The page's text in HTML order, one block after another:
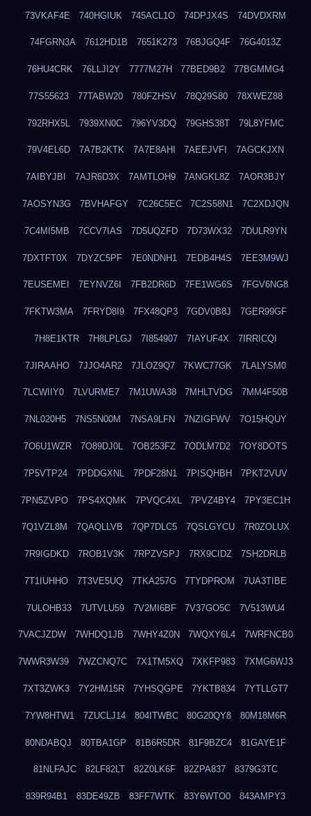
73VKAF4E 740HGIUK 745ACL1O 74DPJX4S 74DVDXRM
74FGRN3A 7612HD1B 7651K273 76BJGQ4F 76G4013Z
76HU4CRK 76LLJI2Y 7777M27H 77BED9B2 77BGMMG4
77S55623 77TABW20 780FZHSV 78Q29S80 78XWEZ88
792RHX5L 7939XN0C 796YV3DQ 79GHS38T 79L8YFMC
79V4EL6D 7A7B2KTK 7A7E8AHI 7AEEJVFI 7AGCKJXN
7AIBYJBI 7AJR6D3X 7AMTLOH9 7ANGKL8Z 7AOR3BJY
7AOSYN3G 7BVHAFGY 7C26C5EC 7C2S58N1 7C2XDJQN
7C4MI5MB 7CCV7IAS 7D5UQZFD 7D73WX32 7DULR9YN
7DXTFT0X 7DYZC5PF 7E0NDNH1 7EDB4H4S 7EE3M9WJ
7EUSEMEI 7EYNVZ6I 7FB2DR6D 7FE1WG6S 7FGV6NG8
7FKTW3MA 7FRYD8I9 7FX48QP3 7GDV0B8J 7GER99GF
7H8E1KTR 7H8LPLGJ 7I854907 7IAYUF4X 7IRRICQI
7JIRAAHO 7JJO4AR2 7JLOZ9Q7 7KWC77GK 7LALYSM0
7LCWIIY0 7LVURME7 7M1UWA38 7MHLTVDG 7MM4F50B
7NL020H5 7NS5N00M 7NSA9LFN 7NZIGFWV 7O15HQUY
7O6U1WZR 7O89DJ0L 7OB253FZ 7ODLM7D2 7OY8DOTS
7P5VTP24 7PDDGXNL 7PDF28N1 7PISQHBH 7PKT2VUV
7PN5ZVPO 7PS4XQMK 7PVQC4XL 7PVZ4BY4 7PY3EC1H
7Q1VZL8M 7QAQLLVB 7QP7DLC5 7QSLGYCU 7R0ZOLUX
7R9IGDKD 7ROB1V3K 7RPZVSPJ 7RX9CIDZ 7SH2DRLB
7T1IUHHO 7T3VE5UQ 7TKA257G 7TYDPROM 7UA3TIBE
7ULOHB33 7UTVLU59 7V2MI6BF 7V37GO5C 7V513WU4
7VACJZDW 7WHDQ1JB 7WHY4Z0N 7WQXY6L4 7WRFNCB0
7WWR3W39 7WZCNQ7C 7X1TM5XQ 7XKFP983 7XMG6WJ3
7XT3ZWK3 7Y2HM15R 7YHSQGPE 7YKTB834 7YTLLGT7
7YW8HTW1 7ZUCLJ14 804ITWBC 80G20QY8 80M18M6R
80NDABQJ 80TBA1GP 81B6R5DR 81F9BZC4 81GAYE1F
81NLFAJC 82LF82LT 82Z0LK6F 82ZPA837 8379G3TC
839R94B1 83DE49ZB 83FF7WTK 83Y6WTO0 843AMPY3